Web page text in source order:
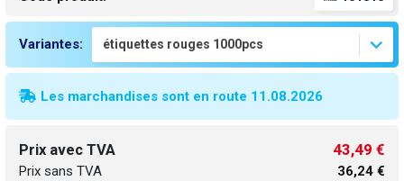
Variantes:
Les marchandises sont en route 11.08.2026
Prix avec TVA
Prix sans TVA
43,49 €
36,24 €